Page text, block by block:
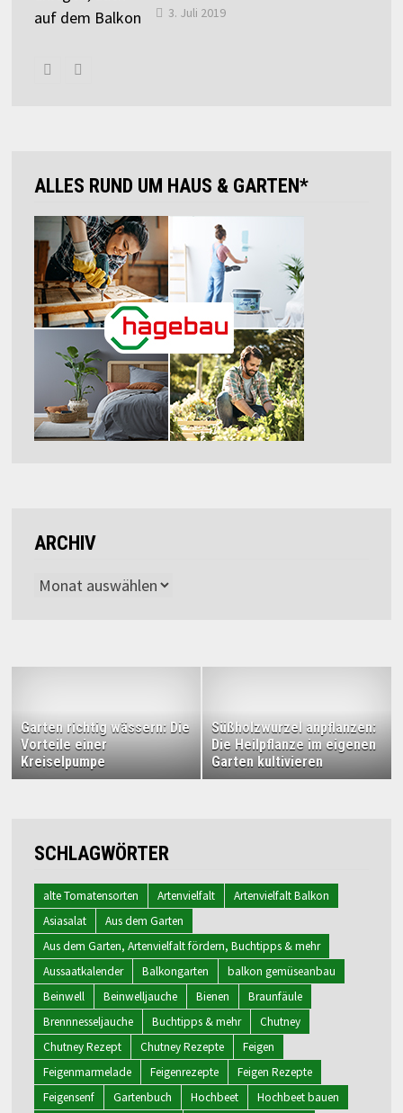
3. Juli 2019
ALLES RUND UM HAUS & GARTEN*
ARCHIV
Archiv
Garten richtig wässern: Die
Vorteile einer
Kreiselpumpe
Süßholzwurzel anpflanzen:
Die Heilpflanze im eigenen
Garten kultivieren
SCHLAGWÖRTER
alte Tomatensorten Artenvielfalt
Artenvielfalt Balkon
Asiasalat
Aus dem Garten
Aus dem Garten, Artenvielfalt fördern, Buchtipps & mehr
Aussaatkalender
Balkongarten
balkon gemüseanbau
Beinwell
Beinwelljauche Bienen
Braunfäule
Brennnesseljauche
Buchtipps & mehr
Chutney
Chutney Rezept
Chutney Rezepte
Feigen
Feigenmarmelade
Feigenrezepte
Feigen Rezepte
Feigensenf
Gartenbuch Hochbeet Hochbeet bauen